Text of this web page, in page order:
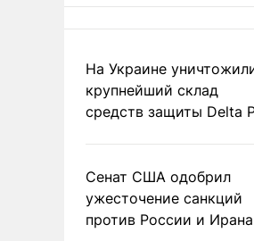
На Украине
крупнейший склад
средств защиты Delta
Сенат США одобрил
ужесточение санкций
против России и Ирана